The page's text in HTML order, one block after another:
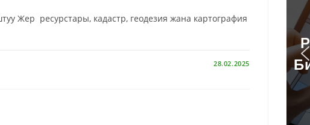
Жер ресурстары, кадастр, геодезия жана картография
28.02.2025
НОВОСТЬ
Рынок квартир в г.
Бишкек за 7 месяцев